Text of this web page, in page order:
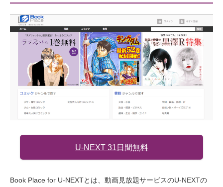
U-NEXT 31日間無料
Book Place for U-NEXTとは、動画見放題サービスのU-NEXTの